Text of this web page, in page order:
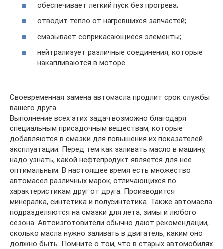
обеспечивает легкий пуск без прогрева;
отводит тепло от нагревшихся запчастей;
смазывает соприкасающиеся элементы;
нейтрализует различные соединения, которые
накапливаются в моторе.
Своевременная замена автомасла продлит срок службы
вашего друга
Выполнение всех этих задач возможно благодаря
специальным присадочным веществам, которые
добавляются в смазки для повышения их показателей
эксплуатации. Перед тем как заливать масло в машину,
надо узнать, какой нефтепродукт является для нее
оптимальным. В настоящее время есть множество
автомасел различных марок, отличающихся по
характеристикам друг от друга. Производится
минералка, синтетика и полусинтетика. Также автомасла
подразделяются на смазки для лета, зимы и любого
сезона. Автоизготовители обычно дают рекомендации,
сколько масла нужно заливать в двигатель, каким оно
должно быть. Помните о том, что в старых автомобилях